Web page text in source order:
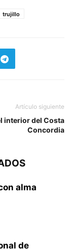
trujillo
Artículo siguiente
interior del Costa
Concordia
alma
de